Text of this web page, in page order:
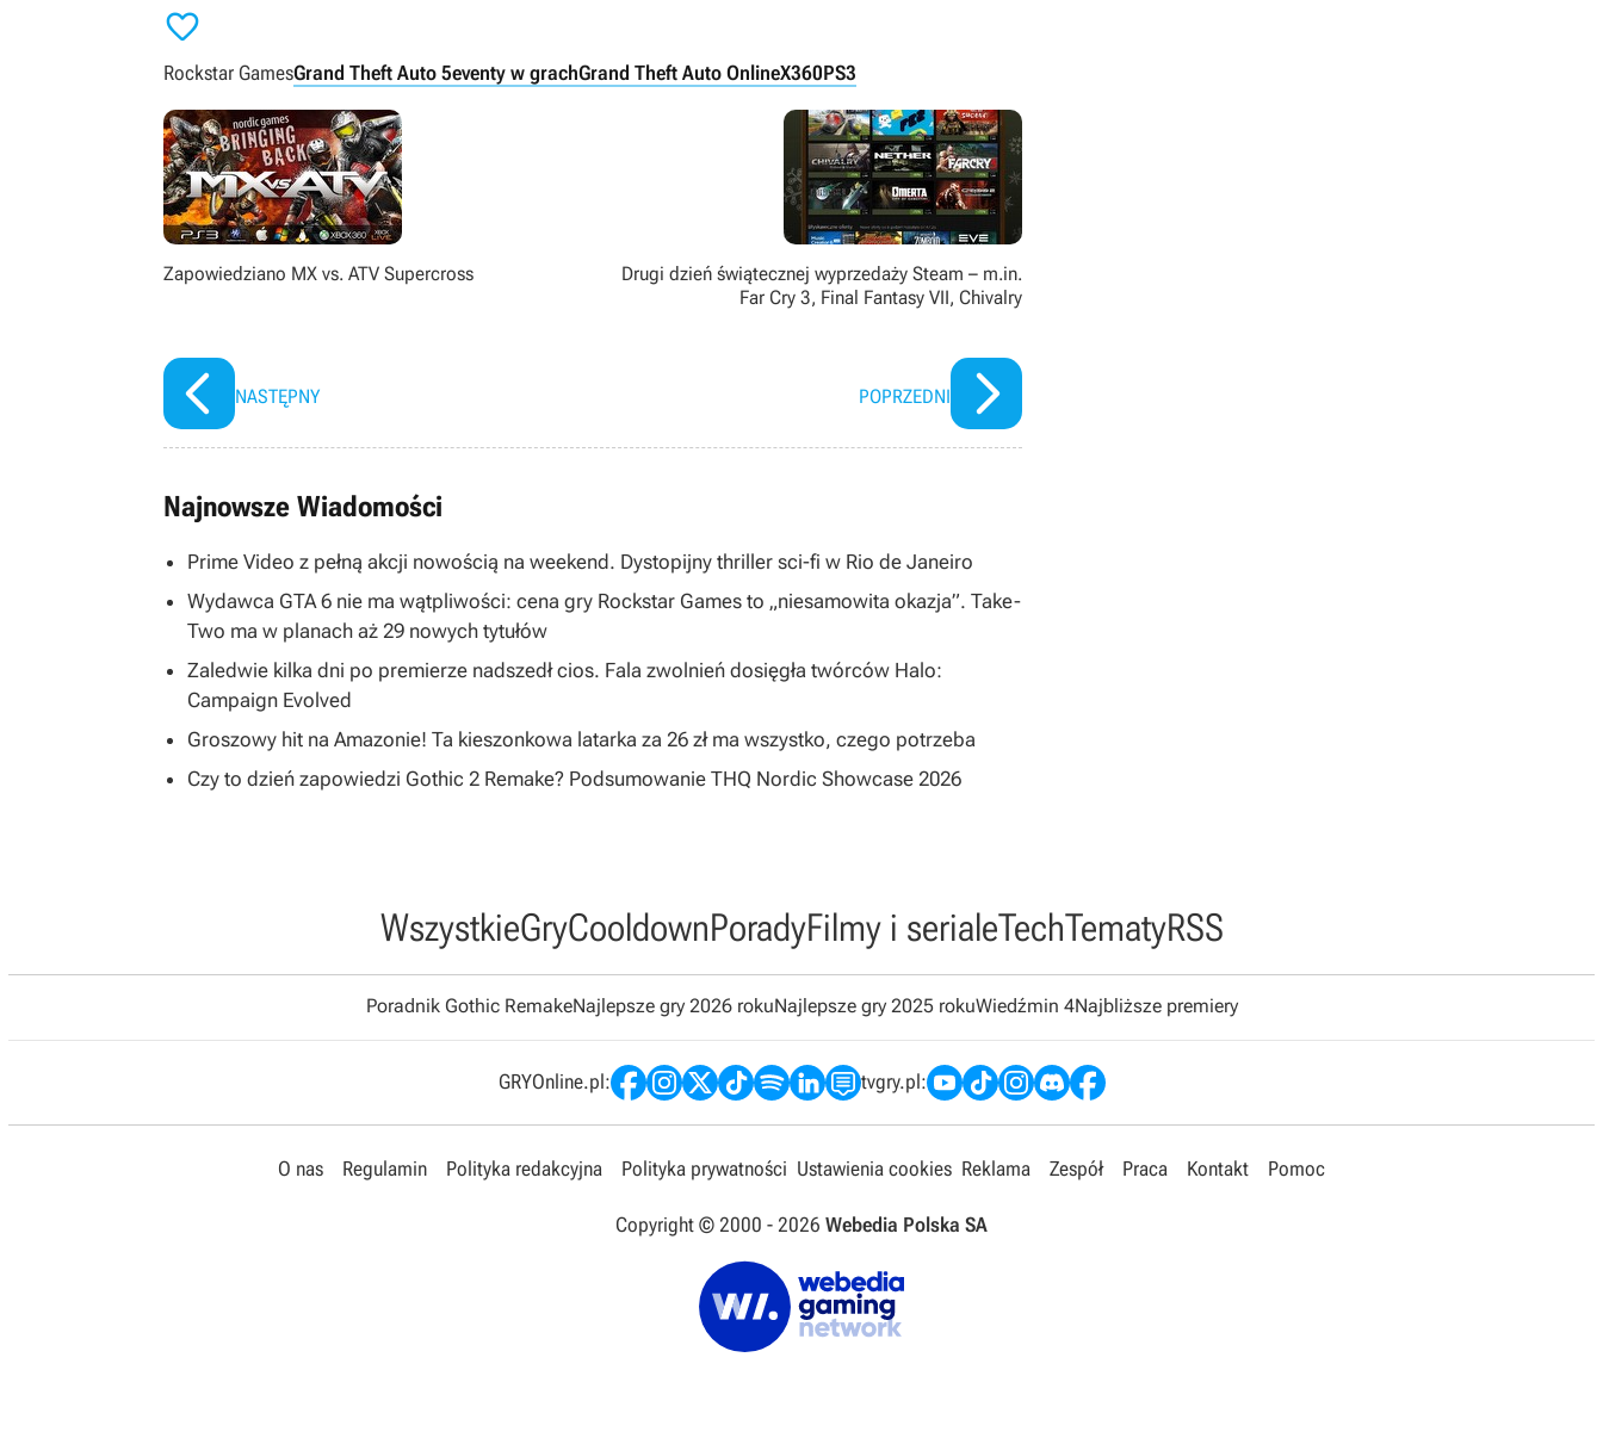

Rockstar GamesGrand Theft Auto 5eventy w grachGrand Theft Auto OnlineX360PS3
Zapowiedziano MX vs. ATV Supercross
NASTĘPNY
Drugi dzień świątecznej wyprzedaży Steam – m.in.
Far Cry 3, Final Fantasy VII, Chivalry
POPRZEDNI
Najnowsze Wiadomości
Prime Video z pełną akcji nowością na weekend. Dystopijny thriller sci-fi w Rio de Janeiro
Wydawca GTA 6 nie ma wątpliwości: cena gry Rockstar Games to „niesamowita okazja”. Take-
Two ma w planach aż 29 nowych tytułów
Zaledwie kilka dni po premierze nadszedł cios. Fala zwolnień dosięgła twórców Halo:
Campaign Evolved
Groszowy hit na Amazonie! Ta kieszonkowa latarka za 26 zł ma wszystko, czego potrzeba
Czy to dzień zapowiedzi Gothic 2 Remake? Podsumowanie THQ Nordic Showcase 2026
WszystkieGryCooldownPoradyFilmy i serialeTechTematyRSS
Poradnik Gothic RemakeNajlepsze gry 2026 rokuNajlepsze gry 2025 rokuWiedźmin 4Najbliższe premiery
GRYOnline.pl: tvgry.pl:
O nas Regulamin Polityka redakcyjna Polityka prywatności Ustawienia cookies Reklama Zespół Praca Kontakt Pomoc
Copyright © 2000 - 2026 Webedia Polska SA